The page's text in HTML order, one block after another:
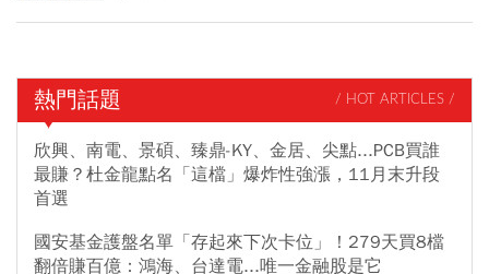
熱門話題 / HOT ARTICLES /
欣興、南電、景碩、臻鼎-KY、金居、尖點...PCB買誰
最賺？杜金龍點名「這檔」爆炸性強漲，11月末升段
首選
國安基金護盤名單「存起來下次卡位」！279天買8檔
翻倍賺百億：鴻海、台達電...唯一金融股是它